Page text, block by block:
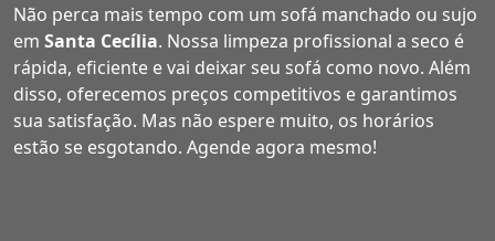
Não perca mais tempo com um sofá manchado ou sujo
em Santa Cecília. Nossa limpeza profissional a seco é
rápida, eficiente e vai deixar seu sofá como novo. Além
disso, oferecemos preços competitivos e garantimos
sua satisfação. Mas não espere muito, os horários
estão se esgotando. Agende agora mesmo!